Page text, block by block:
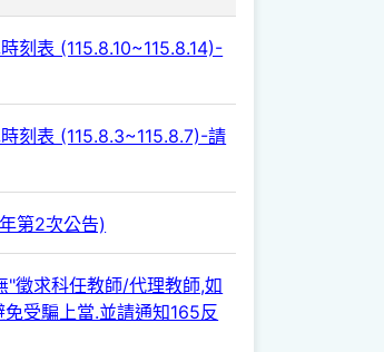
刻表 (115.8.10~115.8.14)-
刻表 (115.8.3~115.8.7)-請
第2次公告)
"徵求科任教師/代理教師,如
受騙上當.並請通知165反